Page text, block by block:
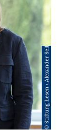
© Stiftung Lesen / Alexander Sell